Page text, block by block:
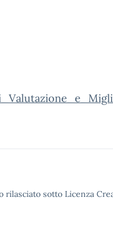
sotto Licenza